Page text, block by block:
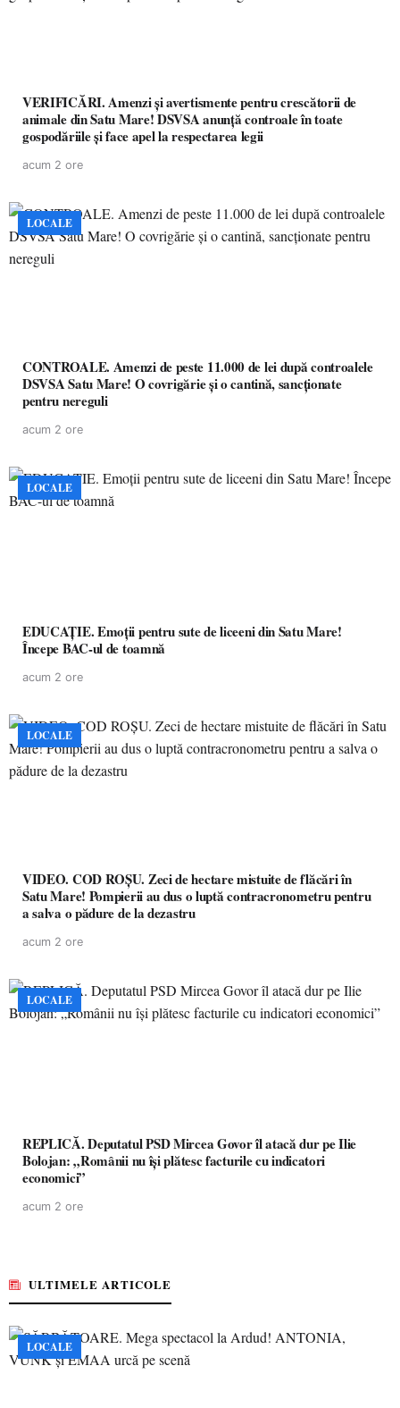
VERIFICĂRI. Amenzi și avertismente pentru crescătorii de
animale din Satu Mare! DSVSA anunță controale în toate
gospodăriile și face apel la respectarea legii
acum 2 ore
LOCALE
CONTROALE. Amenzi de peste 11.000 de lei după controalele
DSVSA Satu Mare! O covrigărie și o cantină, sancționate
pentru nereguli
acum 2 ore
LOCALE
EDUCAȚIE. Emoții pentru sute de liceeni din Satu Mare!
Începe BAC-ul de toamnă
acum 2 ore
LOCALE
VIDEO. COD ROȘU. Zeci de hectare mistuite de flăcări în
Satu Mare! Pompierii au dus o luptă contracronometru pentru
a salva o pădure de la dezastru
acum 2 ore
LOCALE
REPLICĂ. Deputatul PSD Mircea Govor îl atacă dur pe Ilie
Bolojan: „Românii nu își plătesc facturile cu indicatori
economici”
acum 2 ore
ULTIMELE ARTICOLE
LOCALE